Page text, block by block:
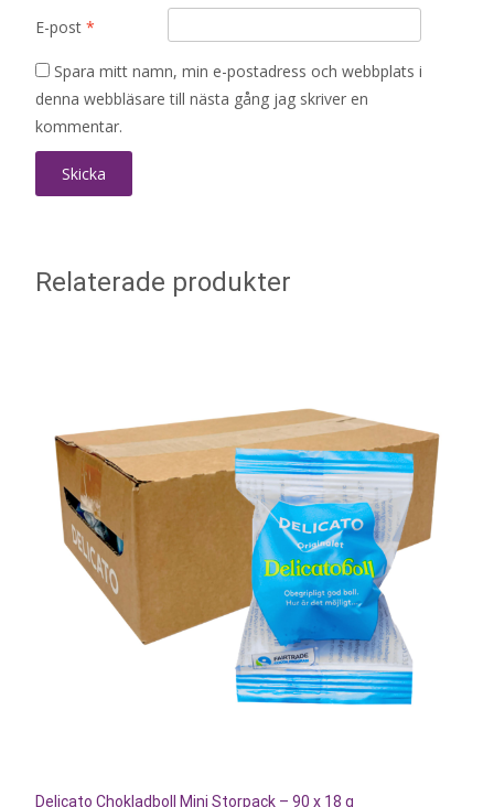
E-post *
Spara mitt namn, min e-postadress och webbplats i
denna webbläsare till nästa gång jag skriver en
kommentar.
Relaterade produkter
Delicato Chokladboll Mini Storpack – 90 x 18 g